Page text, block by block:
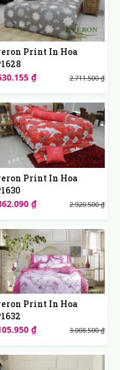
Print In Hoa
2.711.500 ₫
₫
Print In Hoa
2.920.500 ₫
₫
Print In Hoa
3.008.500 ₫
₫